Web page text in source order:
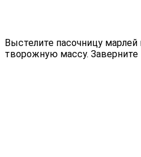
Выстелите пасочницу
творожную массу. Заверните